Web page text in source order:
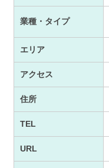
業種・タイプ
エリア
アクセス
住所
TEL
URL